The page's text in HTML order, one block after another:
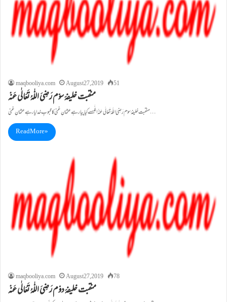
maqbooliya.com August 27, 2019 51
منقبت خلیفۂ سوّم رَضِیَ اللّٰہُ تَعَالٰی عَنْہ
منقبت خلیفۂ سوّم رَضِیَ اللّٰہُ تَعَالٰی عَنْہ اللّٰہسے کیا پیار ہے عثمانِ غنی کا محبوبِ خدا یار ہے عثمانِ غنی…
Read More »
maqbooliya.com August 27, 2019 78
منقبت خلیفۂ دوّم رَضِیَ اللّٰہُ تَعَالٰی عَنْہ